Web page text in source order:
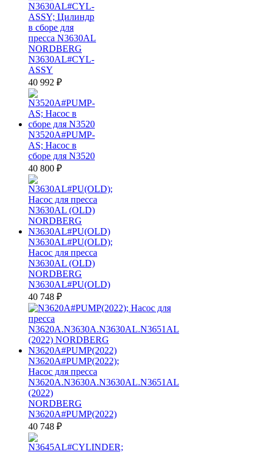
N3630AL#CYL-
ASSY; Цилиндр
в сборе для
пресса N3630AL
NORDBERG
N3630AL#CYL-
ASSY
40 992 ₽
N3520A#PUMP-
AS; Насос в
сборе для N3520
40 800 ₽
N3630AL#PU(OLD);
Насос для пресса
N3630AL (OLD)
NORDBERG
N3630AL#PU(OLD)
40 748 ₽
N3620A#PUMP(2022);
Насос для пресса
N3620A.N3630A.N3630AL.N3651AL
(2022)
NORDBERG
N3620A#PUMP(2022)
40 748 ₽